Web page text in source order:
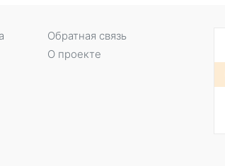
Обратная связь
О проекте